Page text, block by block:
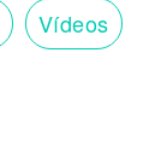
Vídeos